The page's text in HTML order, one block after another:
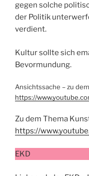
gegen solche
der Politik
verdient.
Kultur sollte sich
Bevormundung.
Ansichtssache – zu
https://
Zu dem Thema
https://
EKD